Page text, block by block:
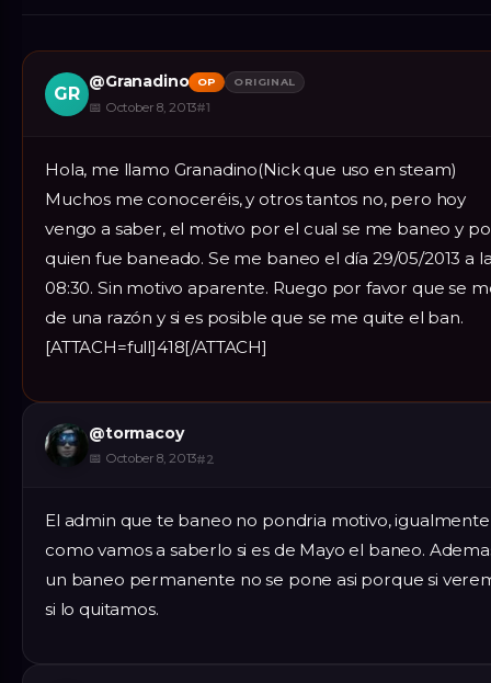
GR
@Granadino OP ORIGINAL
📅 October 8, 2013#1
Hola, me llamo Granadino(Nick que uso en steam)
Muchos me conoceréis, y otros tantos no, pero hoy
vengo a saber, el motivo por el cual se me baneo y
quien fue baneado. Se me baneo el día 29/05/2013 a
08:30. Sin motivo aparente. Ruego por favor que se
de una razón y si es posible que se me quite el ban.
[ATTACH=full]418[/ATTACH]
@tormacoy
📅 October 8, 2013#2
El admin que te baneo no pondria motivo, igualmente
como vamos a saberlo si es de Mayo el baneo.
un baneo permanente no se pone asi porque si
si lo quitamos.